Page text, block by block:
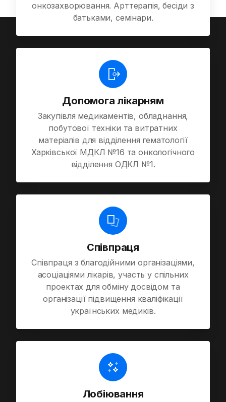
онкозахворювання. Арттерапія, бесіди з
батьками, семінари.
Допомога лікарням
Закупівля медикаментів, обладнання,
побутової техніки та витратних
матеріалів для відділення гематології
Харківської МДКЛ №16 та онкологічного
відділення ОДКЛ №1.
Співпраця
Співпраця з благодійними організаціями,
асоціаціями лікарів, участь у спільних
проектах для обміну досвідом та
організації підвищення кваліфікації
українських медиків.
Лобіювання